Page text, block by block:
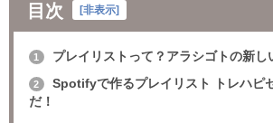
目次 [非表示]
1 プレイリストって？アラシゴトの新し
2
Spotifyで作るプレイリスト トレハピ
だ！